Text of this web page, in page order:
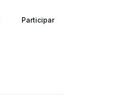
Participar